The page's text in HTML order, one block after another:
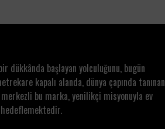
dükkânda başlayan yolculuğunu, bugün
kapalı alanda, dünya çapında tanınan
bu marka, yenilikçi misyonuyla ev